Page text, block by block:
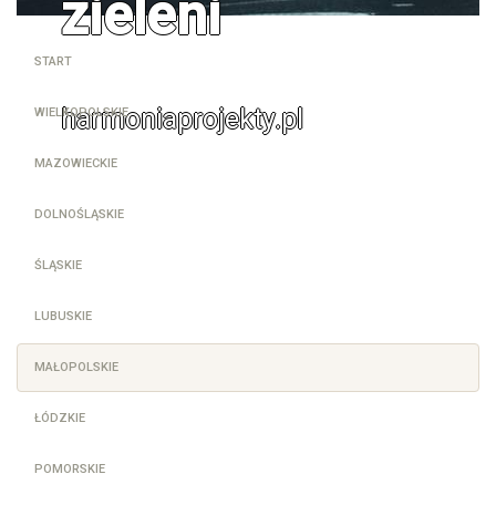
zieleni
harmoniaprojekty.pl
START
WIELKOPOLSKIE
MAZOWIECKIE
DOLNOŚLĄSKIE
ŚLĄSKIE
LUBUSKIE
MAŁOPOLSKIE
ŁÓDZKIE
POMORSKIE